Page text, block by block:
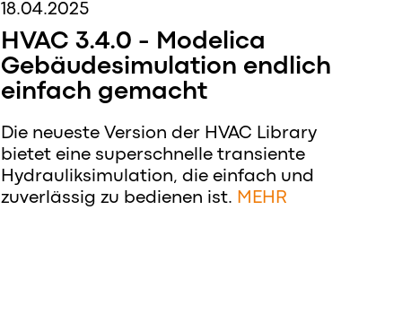
18.04.2025
HVAC 3.4.0 - Modelica
Gebäudesimulation endlich
einfach gemacht
Die neueste Version der HVAC Library
bietet eine superschnelle transiente
Hydrauliksimulation, die einfach und
zuverlässig zu bedienen ist. MEHR